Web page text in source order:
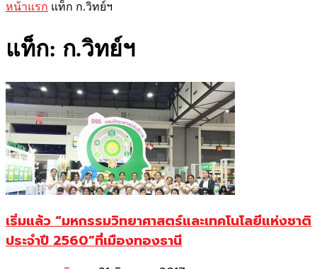
หน้าแรก แท็ก ก.วิทย์ฯ
แท็ก: ก.วิทย์ฯ
เริ่มแล้ว “มหกรรมวิทยาศาสตร์และเทคโนโลยีแห่งชาติ
ประจำปี 2560”ที่เมืองทองธานี